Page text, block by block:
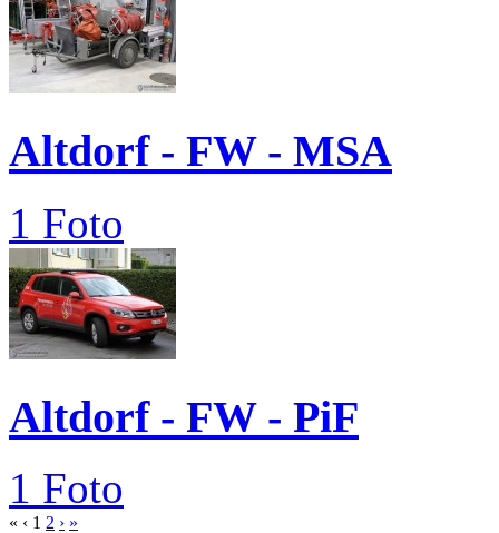
Altdorf - FW - MSA
1 Foto
Altdorf - FW - PiF
1 Foto
« ‹ 1 2 › »